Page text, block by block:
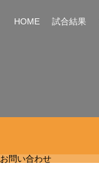
HOME 試合結果
お問い合わせ